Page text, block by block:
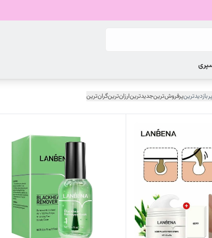
پربازدیدترینپرفروش‌ترینجدیدترینارزان‌ترینگران‌ترین